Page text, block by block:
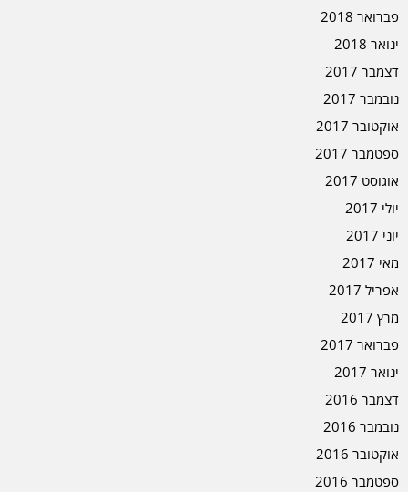
פברואר 2018
ינואר 2018
דצמבר 2017
נובמבר 2017
אוקטובר 2017
ספטמבר 2017
אוגוסט 2017
יולי 2017
יוני 2017
מאי 2017
אפריל 2017
מרץ 2017
פברואר 2017
ינואר 2017
דצמבר 2016
נובמבר 2016
אוקטובר 2016
ספטמבר 2016